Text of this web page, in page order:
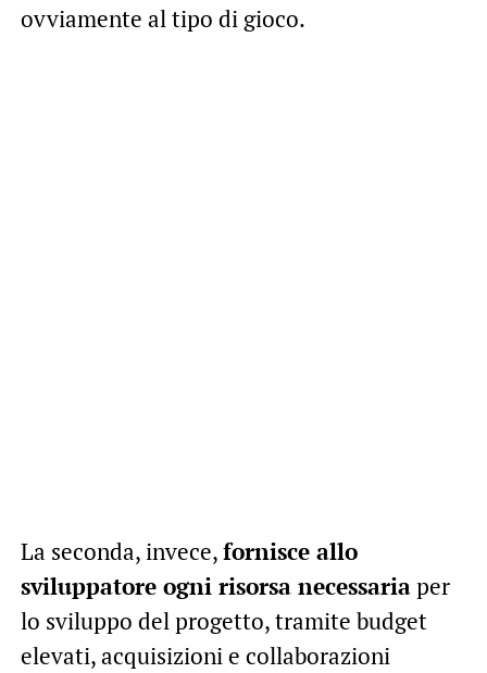
ovviamente al tipo di gioco.
La seconda, invece,fornisce allo
sviluppatore ogni risorsa necessariaper
lo sviluppo del progetto, tramite budget
elevati, acquisizioni e collaborazioni